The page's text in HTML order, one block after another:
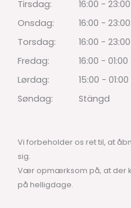
Tirsdag:
16:00 - 23:00
Onsdag:
16:00 - 23:00
Torsdag:
16:00 - 23:00
Fredag:
16:00 - 01:00
Lørdag:
15:00 - 01:00
Søndag:
Stängd
Vi forbeholder os ret til, at
sig.
Vær opmærksom på, at der
på helligdage.